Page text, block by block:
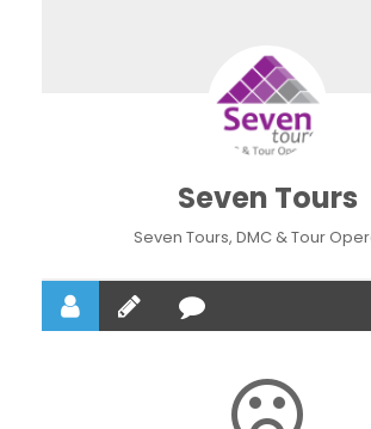
Seven Tours
Seven Tours, DMC & Tour